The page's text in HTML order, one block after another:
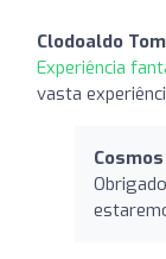
Clodoaldo
Experiência
vasta